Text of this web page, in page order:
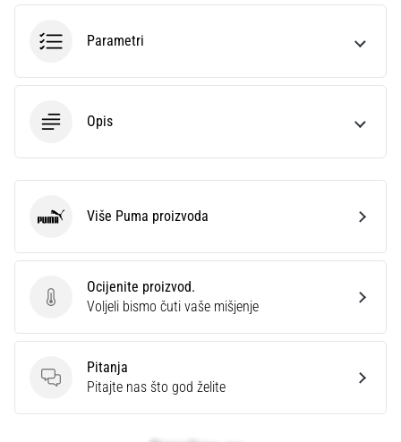
sa
službenim
dresovima
kopačkama
adidas
Budi
svake
gola…
članke
Parametri
Opis
Ocijenite proizvod.
Ocijenite proizvod.
Voljeli bismo čuti vaše mišjenje
Pitanja
Pitanja
Pitajte nas što god želite
Puma Više Puma proizvoda